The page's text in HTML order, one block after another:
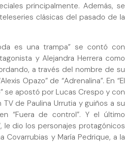
principalmente. Además, se
clásicas del pasado de la
es una trampa” se contó con
y Alejandra Herrera como
a través del nombre de su
Opazo” de “Adrenalina”. En “El
se apostó por Lucas Crespo y con
de Paulina Urrutia y guiños a su
“Fuera de control”. Y el último
le dio los personajes protagónicos
Covarrubias y María Pedrique, a la